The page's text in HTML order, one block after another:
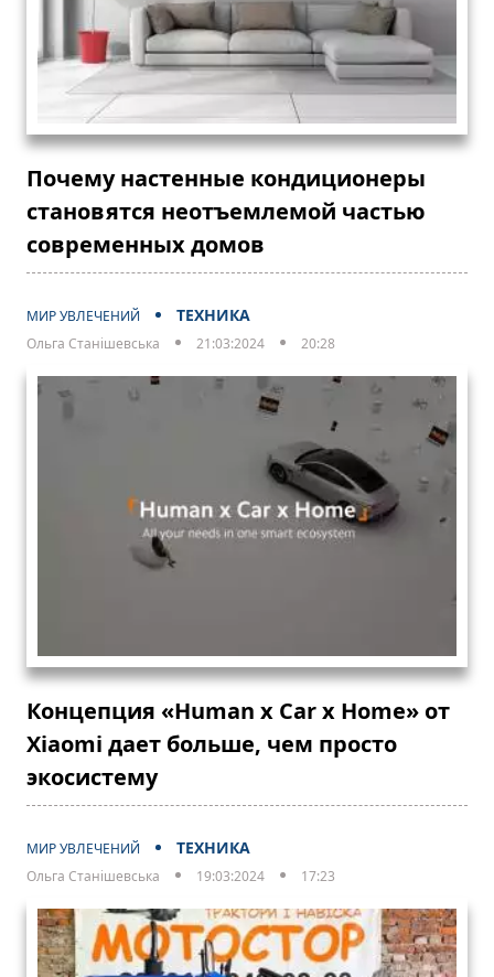
Почему настенные кондиционеры
становятся неотъемлемой частью
современных домов
МИР УВЛЕЧЕНИЙ ТЕХНИКА
Ольга Станішевська 21:03:2024 20:28
Концепция «Human x Car x Home» от
Xiaomi дает больше, чем просто
экосистему
МИР УВЛЕЧЕНИЙ ТЕХНИКА
Ольга Станішевська 19:03:2024 17:23